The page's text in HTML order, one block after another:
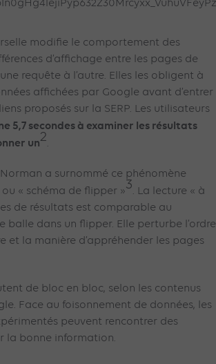
modifie le comportement des
d’affichage entre les pages de
requête à l’autre. Elles les obligent à
affichées par Google avant d’entrer
proposés sur la SERP. Les utilisateurs
5,7 secondes à examiner les résultats
un2.
a surnommé ce phénomène
ou « schéma de flipper »3. La lecture « à
de résultats est comparable au
balle dans un flipper. Elle perturbe l’ordre
et la manière d’appréhender les pages
de bloc en bloc, selon les contenus
Face au foisonnement de données, les
peuvent rencontrer des
la bonne information.